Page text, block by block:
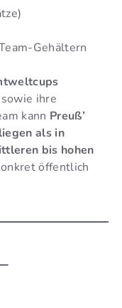
Gehältern
sowie ihre
kann Preuß’
als in
bis hohen
öffentlich